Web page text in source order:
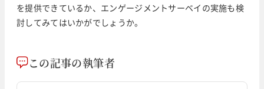
を提供できているか、エンゲージメントサーベイの実施も検
討してみてはいかがでしょうか。
この記事の執筆者